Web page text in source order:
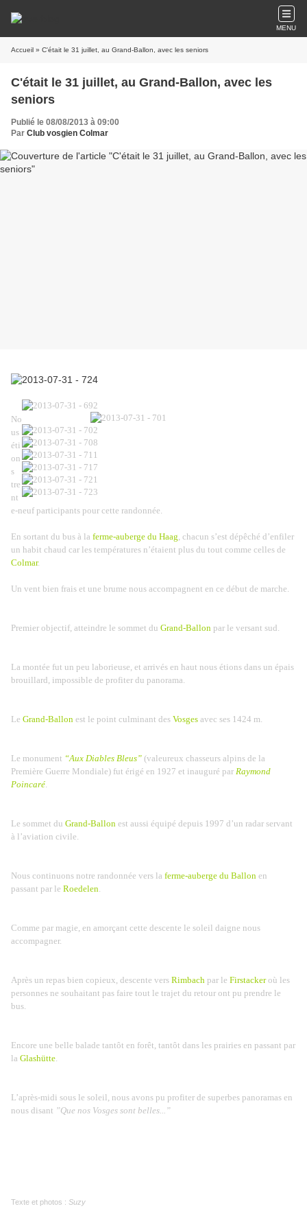
MENU
Accueil » C'était le 31 juillet, au Grand-Ballon, avec les seniors
C'était le 31 juillet, au Grand-Ballon, avec les
seniors
Publié le 08/08/2013 à 09:00
Par Club vosgien Colmar
No
us
éti
on
s
tre
nt
e-neuf participants pour cette randonnée.
En sortant du bus à la ferme-auberge du Haag, chacun s’est dépêché d’enfiler
un habit chaud car les températures n’étaient plus du tout comme celles de
Colmar.
Un vent bien frais et une brume nous accompagnent en ce début de marche.
Premier objectif, atteindre le sommet du Grand-Ballon par le versant sud.
La montée fut un peu laborieuse, et arrivés en haut nous étions dans un épais
brouillard, impossible de profiter du panorama.
Le Grand-Ballon est le point culminant des Vosges avec ses 1424 m.
Le monument “Aux Diables Bleus” (valeureux chasseurs alpins de la
Première Guerre Mondiale) fut érigé en 1927 et inauguré par Raymond
Poincaré.
Le sommet du Grand-Ballon est aussi équipé depuis 1997 d’un radar servant
à l’aviation civile.
Nous continuons notre randonnée vers la ferme-auberge du Ballon en
passant par le Roedelen.
Comme par magie, en amorçant cette descente le soleil daigne nous
accompagner.
Après un repas bien copieux, descente vers Rimbach par le Firstackeroù les
personnes ne souhaitant pas faire tout le trajet du retour ont pu prendre le
bus.
Encore une belle balade tantôt en forêt, tantôt dans les prairies en passant par
la Glashütte.
L’après-midi sous le soleil, nous avons pu profiter de superbes panoramas en
nous disant ”Que nos Vosges sont belles...”
Texte et photos : Suzy